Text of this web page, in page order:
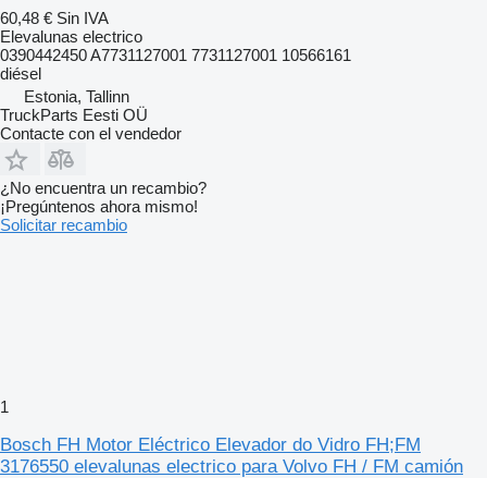
60,48 € Sin IVA
Elevalunas electrico
0390442450 A7731127001 7731127001 10566161
diésel
Estonia, Tallinn
TruckParts Eesti OÜ
Contacte con el vendedor
¿No encuentra un recambio?
¡Pregúntenos ahora mismo!
Solicitar recambio
1
Bosch FH Motor Eléctrico Elevador do Vidro FH;FM
3176550 elevalunas electrico para Volvo FH / FM camión